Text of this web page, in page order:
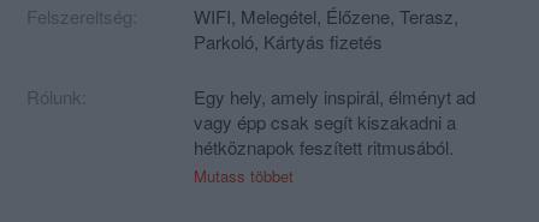
Felszereltség:
WIFI, Melegétel, Élőzene, Terasz,
Parkoló, Kártyás fizetés
Rólunk:
Egy hely, amely inspirál, élményt ad
vagy épp csak segít kiszakadni a
hétköznapok feszített ritmusából.
Minderről magasan képzett, elhivatott és
Mutass többet